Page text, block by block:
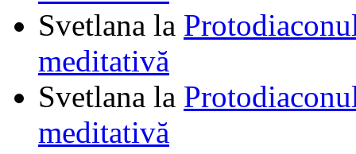
Svetlana la
meditativă
Svetlana la
meditativă